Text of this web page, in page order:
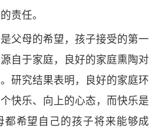
责任。
父母的希望，孩子接受的第一
自于家庭，良好的家庭熏陶对
研究结果表明，良好的家庭环
快乐、向上的心态，而快乐是
都希望自己的孩子将来能够成